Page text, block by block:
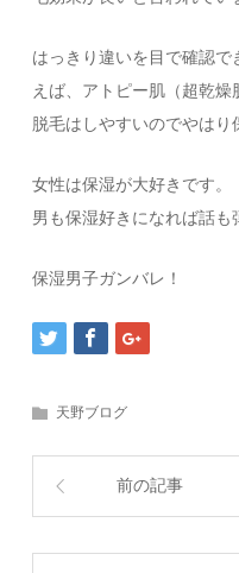
はっきり違いを目で確認
えば、アトピー肌（超乾
脱毛はしやすいのでやはり
女性は保湿が大好きです。
男も保湿好きになれば話も
保湿男子ガンバレ！
天野ブログ
前の記事